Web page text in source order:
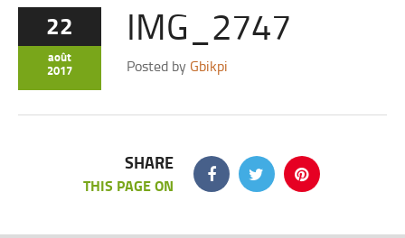
22
août
2017
IMG_2747
Posted by Gbikpi
SHARE
THIS PAGE ON